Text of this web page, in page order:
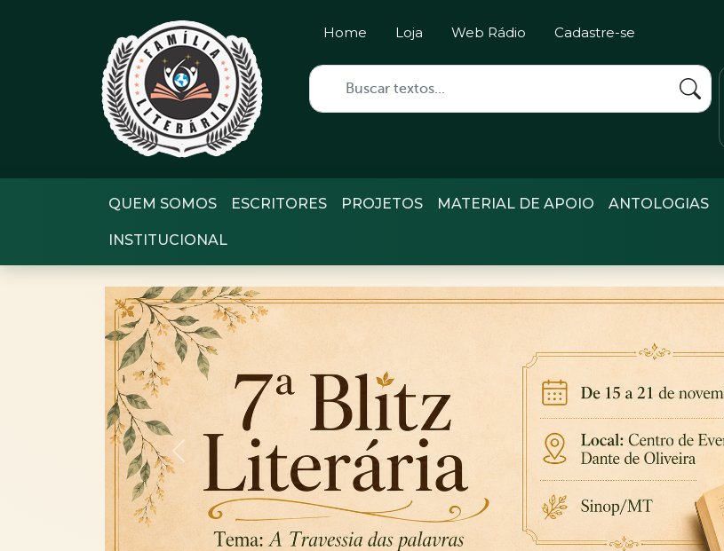
Home Loja Web Rádio Cadastre-se
QUEM SOMOS ESCRITORES PROJETOS MATERIAL DE APOIO ANTOLOGIAS
INSTITUCIONAL
Previous